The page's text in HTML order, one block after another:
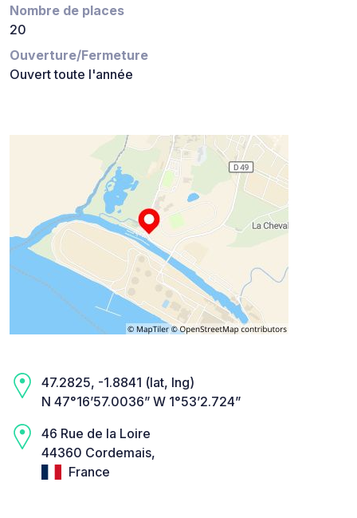
Nombre de places
20
Ouverture/Fermeture
Ouvert toute l'année
47.2825, -1.8841 (lat, lng)
N 47°16’57.0036” W 1°53’2.724”
46 Rue de la Loire
44360 Cordemais,
France